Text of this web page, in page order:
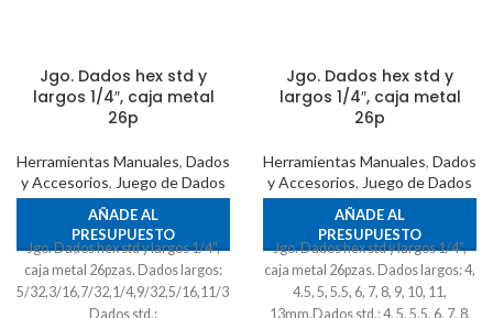
Jgo. Dados hex std y
largos 1/4″, caja metal
26p
Herramientas Manuales, Dados
y Accesorios, Juego de Dados
AÑADE AL
PRESUPUESTO
Jgo. Dados hex std y largos 1/4",
caja metal 26pzas. Dados largos:
5/32,3/16,7/32,1/4,9/32,5/16,11/32,3/8,7/16,1/2".
Dados std.:
Jgo. Dados hex std y
largos 1/4″, caja metal
26p
Herramientas Manuales, Dados
y Accesorios, Juego de Dados
AÑADE AL
PRESUPUESTO
Jgo. Dados hex std y largos 1/4",
caja metal 26pzas. Dados largos: 4,
4.5, 5, 5.5, 6, 7, 8, 9, 10, 11,
13mm.Dados std.: 4, 5, 5.5, 6, 7, 8,